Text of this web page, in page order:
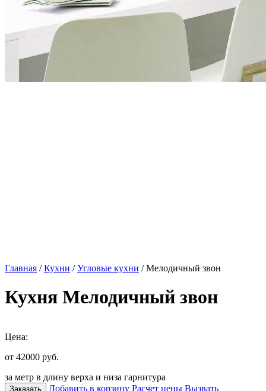
Главная /Кухни /Угловые кухни / Мелодичный звон
Кухня Мелодичный звон
Цена:
от 42000 руб.
за метр в длину верха и низа гарнитура
Заказать Добавить в корзину Расчет цены Вызвать